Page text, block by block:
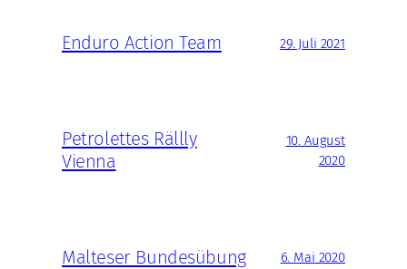
Enduro Action Team 29. Juli 2021
Petrolettes Rällly
Vienna
10. August
2020
Malteser Bundesübung 6. Mai 2020